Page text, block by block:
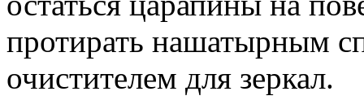
протирать нашатырным
очистителем для зеркал.